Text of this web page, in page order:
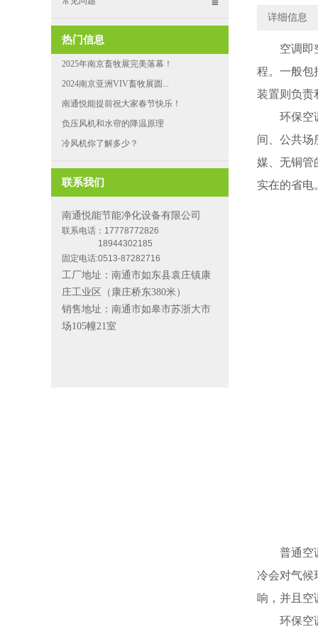
热门信息
2025年南京畜牧展完美落幕！
2024南京亚洲VIV畜牧展圆...
南通悦能提前祝大家春节快乐！
负压风机和水帘的降温原理
冷风机你了解多少？
联系我们
南通悦能节能净化设备有限公司
联系电话：17778772826
18944302185
固定电话:0513-87282716
工厂地址：南通市如东县袁庄镇康
庄工业区（康庄桥东380米）
销售地址：南通市如皋市苏浙大市
场105幢21室
详细信息
空调即
程。一般包
装置则负责
环保空
间、公共
媒、无铜管
实在的省电
普通空
冷会对气候
响，并且空
环保空